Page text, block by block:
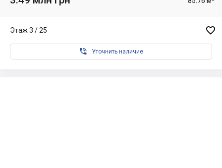
Этаж 3 / 25 
 Уточнить наличие